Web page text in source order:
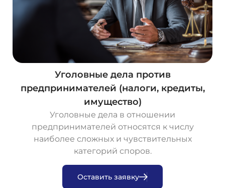
Уголовные дела против
предпринимателей (налоги, кредиты,
имущество)
Уголовные дела в отношении
предпринимателей относятся к числу
наиболее сложных и чувствительных
категорий споров.
Оставить заявку